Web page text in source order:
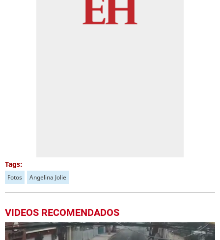
Tags:
Fotos Angelina Jolie
VIDEOS RECOMENDADOS